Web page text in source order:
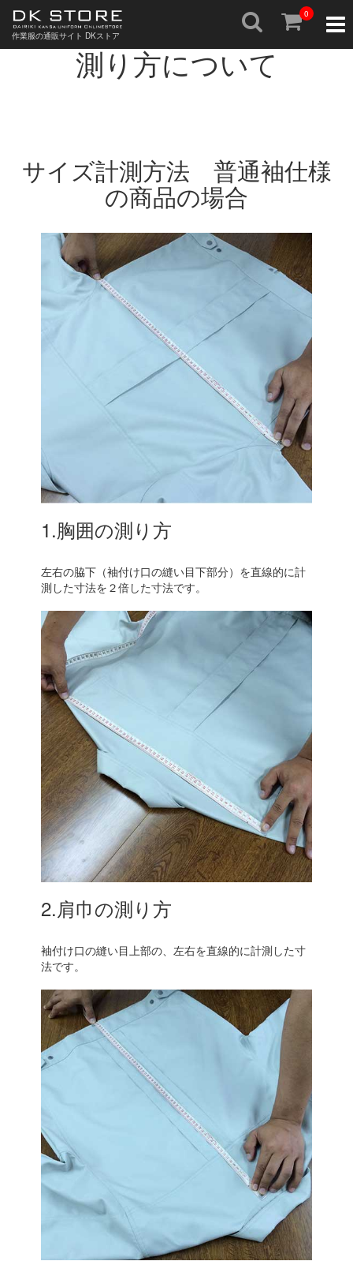
0
作業服の通販サイト DKストア
作業服の採寸・サイズの
測り方について
サイズ計測方法 普通袖仕様
の商品の場合
1.胸囲の測り方
左右の脇下（袖付け口の縫い目下部分）を直線的に計
測した寸法を２倍した寸法です。
2.肩巾の測り方
袖付け口の縫い目上部の、左右を直線的に計測した寸
法です。